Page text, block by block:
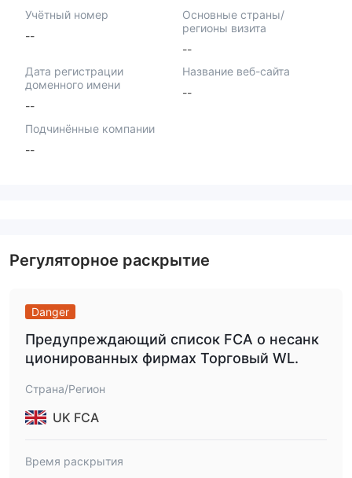
Учётный номер
--
Основные страны/
регионы визита
--
Дата регистрации
доменного имени
--
Название веб-сайта
--
Подчинённые компании
--
Регуляторное раскрытие
Danger
Предупреждающий список FCA о несанк
ционированных фирмах Торговый WL.
Страна/Регион
UK FCA
Время раскрытия